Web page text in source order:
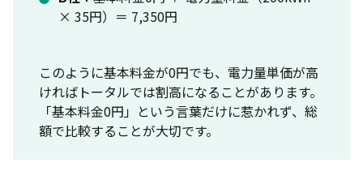
FAQ
一人暮らしの電気代の目安は？
一人暮らしに必要な電気契約アンペア数は？
× 35円）＝ 7,350円
このように基本料金が0円でも、電力量単価が高
ければトータルでは割高になることがあります。
「基本料金0円」という言葉だけに惹かれず、総
額で比較することが大切です。